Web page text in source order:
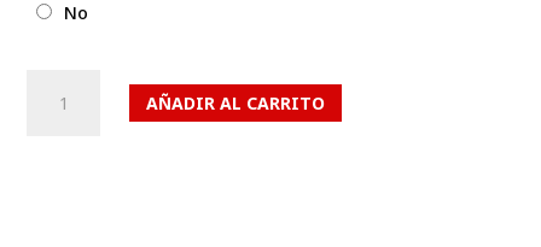
No
AÑADIR AL CARRITO